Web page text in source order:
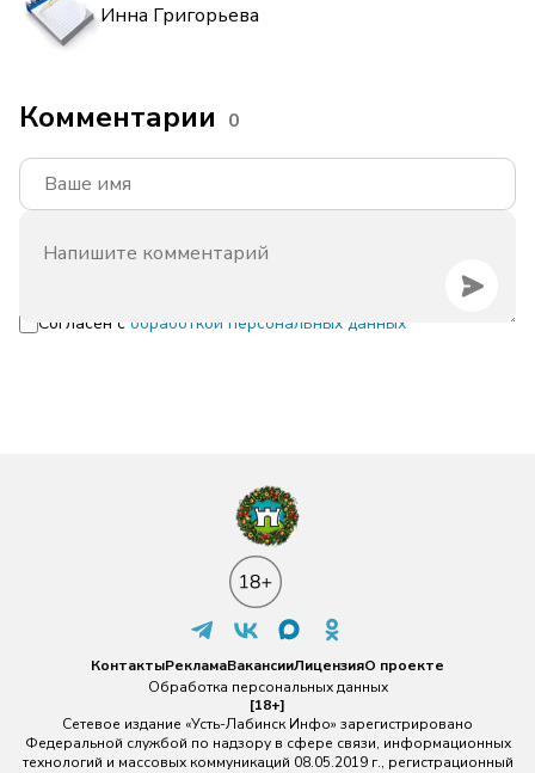
Инна Григорьева
Комментарии 0
Согласен с обработкой персональных данных
КонтактыРекламаВакансииЛицензияО проекте
Обработка персональных данных
[18+]
Сетевое издание «Усть-Лабинск Инфо» зарегистрировано
Федеральной службой по надзору в сфере связи, информационных
технологий и массовых коммуникаций 08.05.2019 г., регистрационный